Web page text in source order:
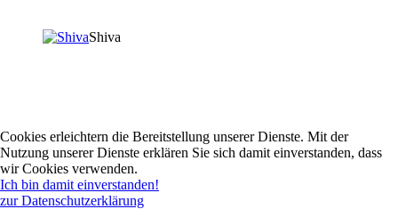
Shiva
Cookies erleichtern die Bereitstellung unserer Dienste. Mit der
Nutzung unserer Dienste erklären Sie sich damit einverstanden, dass
wir Cookies verwenden.
Ich bin damit einverstanden!
zur Datenschutzerklärung